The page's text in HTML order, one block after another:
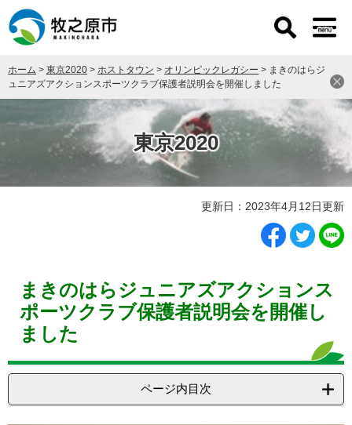
ー
先
頭
す
。
ニ
を
飛
し
て
へ
ホーム > 東京2020 > ホストタウン > オリンピックレガシー > まきのはらジ
ュニアズアクションスポーツクラブ保護者説明会を開催しました
東京2020
更新日：2023年4月12日更新
まきのはらジュニアズアクションス
ポーツクラブ保護者説明会を開催し
ました
ページ内目次